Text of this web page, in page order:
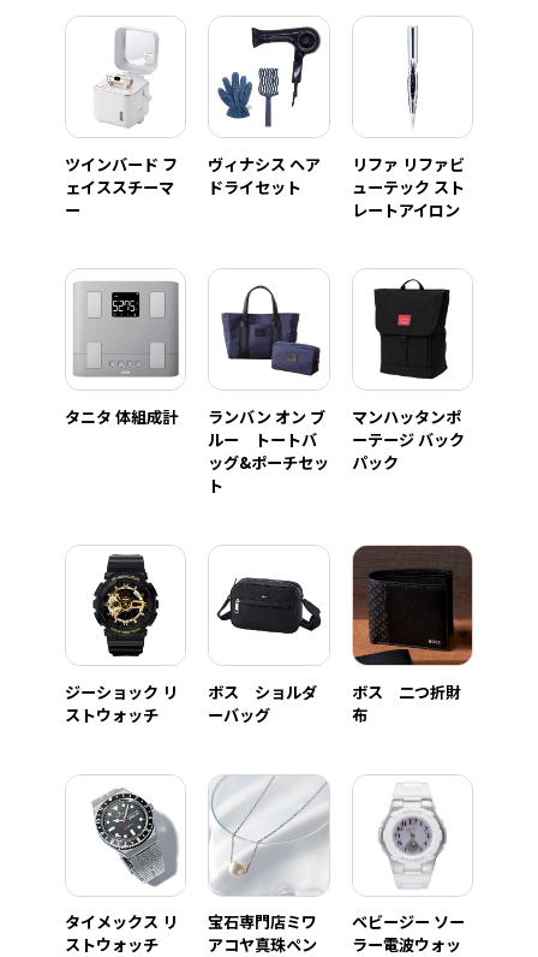
ツインバード フ
ェイススチーマ
ー
ヴィナシス ヘア
ドライセット
リファ リファビ
ューテック スト
レートアイロン
タニタ 体組成計
ランバン オン ブ
ルー トートバ
ッグ&ポーチセッ
ト
マンハッタンポ
ーテージ バック
パック
ジーショック リ
ストウォッチ
ボス ショルダ
ーバッグ
ボス 二つ折財
布
タイメックス リ
ストウォッチ
宝石専門店ミワ
アコヤ真珠ペン
ベビージー ソー
ラー電波ウォッ